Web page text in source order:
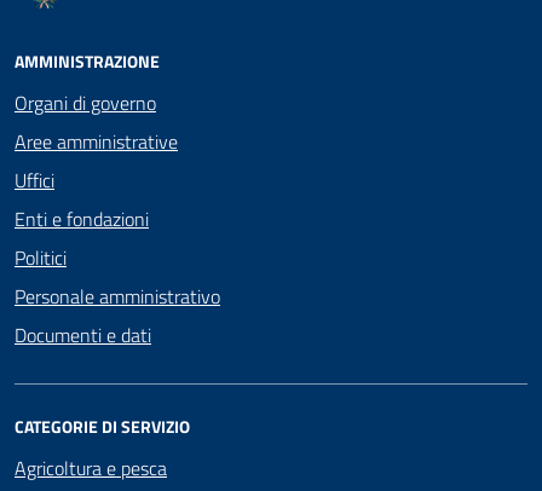
AMMINISTRAZIONE
Organi di governo
Aree amministrative
Uffici
Enti e fondazioni
Politici
Personale amministrativo
Documenti e dati
CATEGORIE DI SERVIZIO
Agricoltura e pesca